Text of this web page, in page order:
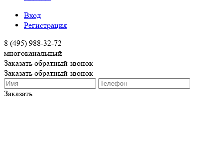
Вход
Регистрация
8 (495) 988-32-72
многоканальный
Заказать обратный звонок
Заказать обратный звонок
Заказать